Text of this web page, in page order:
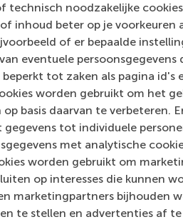
technisch noodzakelijke
inhoud beter op je voorkeuren
of er bepaalde
eventuele
beperkt tot zaken als pagina
worden gebruikt om het
op basis daarvan te
gegevens tot individuele
met analytische
worden gebruikt om
op interesses die kunnen
marketingpartners bijhouden
te stellen en advertenties af
Teaching case (1)
Contact
Visiting address